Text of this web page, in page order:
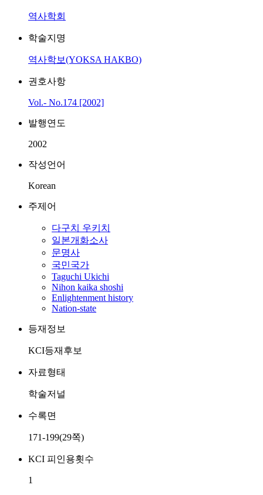
역사학회
학술지명
역사학보(YOKSA HAKBO)
권호사항
Vol.- No.174 [2002]
발행연도
2002
작성언어
Korean
주제어
다구치 우키치
일본개화소사
문명사
국민국가
Taguchi Ukichi
Nihon kaika shoshi
Enlightenment history
Nation-state
등재정보
KCI등재후보
자료형태
학술저널
수록면
171-199(29쪽)
KCI 피인용횟수
1